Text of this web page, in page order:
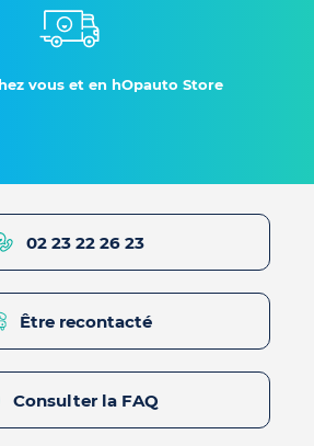
vous et en hOpauto Store
02 23 22 26 23
Être recontacté
Consulter la FAQ